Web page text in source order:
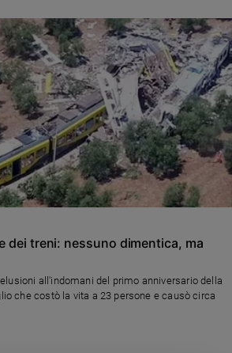
dei treni: nessuno dimentica, ma
all'indomani del primo anniversario della
che costò la vita a 23 persone e causò circa